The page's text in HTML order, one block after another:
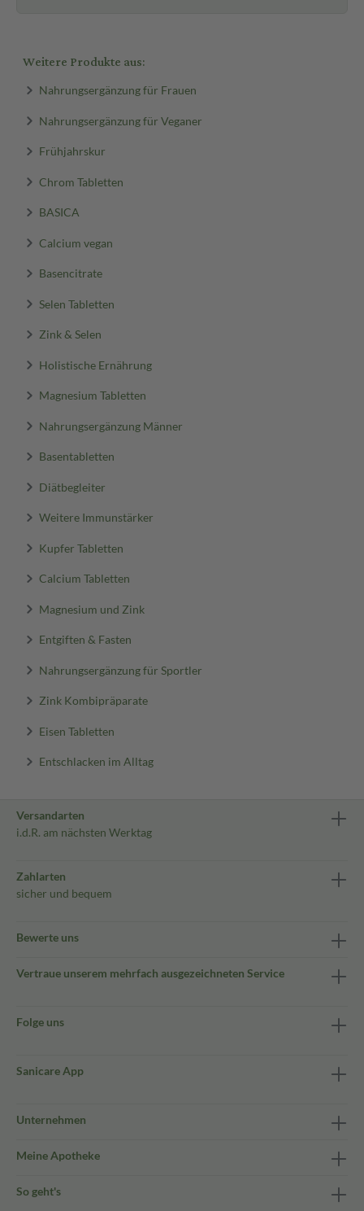
Weitere Produkte aus:
Nahrungsergänzung für Frauen
Nahrungsergänzung für Veganer
Frühjahrskur
Chrom Tabletten
BASICA
Calcium vegan
Basencitrate
Selen Tabletten
Zink & Selen
Holistische Ernährung
Magnesium Tabletten
Nahrungsergänzung Männer
Basentabletten
Diätbegleiter
Weitere Immunstärker
Kupfer Tabletten
Calcium Tabletten
Magnesium und Zink
Entgiften & Fasten
Nahrungsergänzung für Sportler
Zink Kombipräparate
Eisen Tabletten
Entschlacken im Alltag
Versandarten
i.d.R. am nächsten Werktag
Zahlarten
sicher und bequem
Bewerte uns
Vertraue unserem mehrfach ausgezeichneten Service
Folge uns
Sanicare App
Unternehmen
Meine Apotheke
So geht's